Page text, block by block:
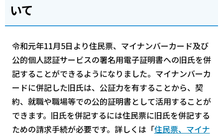
いて
令和元年11月5日より住民票、マイナンバーカード及び
公的個人認証サービスの署名用電子証明書への旧氏を併
記することができるようになりました。マイナンバーカ
ードに併記した旧氏は、公証力を有することから、契
約、就職や職場等での公的証明書として活用することが
できます。旧氏を併記するには住民票に旧氏を併記する
ための請求手続が必要です。詳しくは「住民票、マイナ